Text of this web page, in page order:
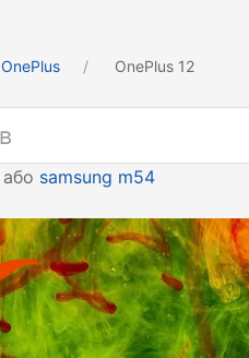
OnePlus OnePlus 12
або samsung m54